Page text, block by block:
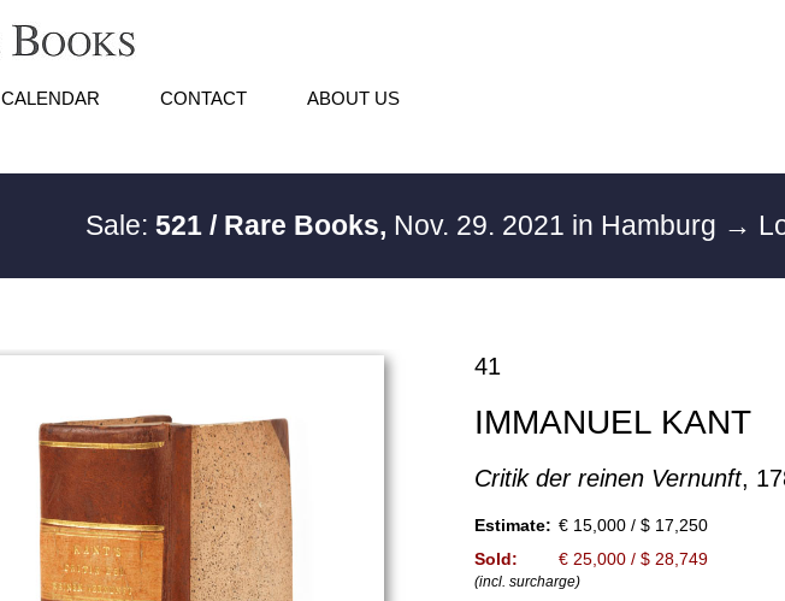
CALENDAR CONTACT ABOUT US
Sale:521 / Rare Books, Nov. 29. 2021 in Hamburg →
41
IMMANUEL KANT
Critik der reinen Vernunft,
Estimate: € 15,000 / $ 17,250
Sold:
€ 25,000 / $ 28,749
(incl. surcharge)